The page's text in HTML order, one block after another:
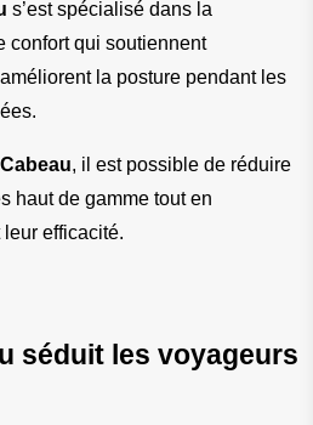
s’est spécialisé dans la
confort qui soutiennent
la posture pendant les
, il est possible de réduire
haut de gamme tout en
efficacité.
séduit les voyageurs